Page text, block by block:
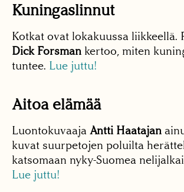
Kuningaslinnut
Kotkat ovat lokakuussa liikkeellä.
Dick Forsman kertoo, miten
tuntee. Lue juttu!
Aitoa elämää
Luontokuvaaja Antti Haatajan
kuvat suurpetojen poluilta
katsomaan nyky-Suomea
Lue juttu!